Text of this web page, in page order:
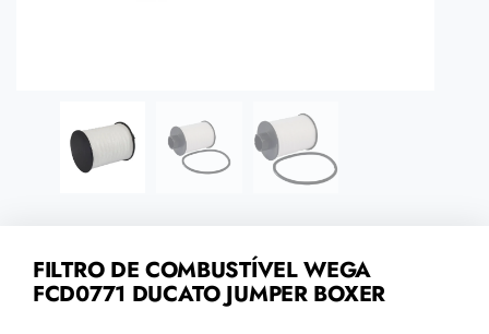
FILTRO DE COMBUSTÍVEL WEGA
FCD0771 DUCATO JUMPER BOXER